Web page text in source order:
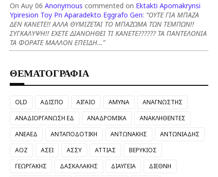
On Αυγ 06 Anonymous commented on Ektakti Apomakrynsi
Ypiresion Toy Pn Aparadekto Eggrafo Gen: “ΟΥΤΕ ΓΙΑ ΜΠΑΖΑ
ΔΕΝ ΚΑΝΕΤΕ!! ΑΛΛΑ ΘΥΜΙΖΕΤΑΙ ΤΟ ΜΠΑΖΩΜΑ ΤΩΝ ΤΕΜΠΩΝ!!
ΣΥΓΚΑΛΥΨΗ!! ΕΧΕΤΕ ΔΙΑΝΟΗΘΕΙ ΤΙ ΚΑΝΕΤΕ?????? ΤΑ ΠΑΝΤΕΛΟΝΙΑ
ΤΑ ΦΟΡΑΤΕ ΜΑΛΛΟΝ ΕΠΕΙΔΗ…”
ΘΕΜΑΤΟΓΡΑΦΙΑ
OLD ΑΔΙΣΠΟ ΑΙΓΑΙΟ ΑΜΥΝΑ
ΑΝΑΓΝΩΣΤΗΣ
ΑΝΑΔΙΟΡΓΑΝΩΣΗ ΕΔ
ΑΝΑΔΡΟΜΙΚΑ
ΑΝΑΚΛΗΘΕΝΤΕΣ
ΑΝΕΑΕΔ
ΑΝΤΑΠΟΔΟΤΙΚΗ ΑΝΤΩΝΑΚΗΣ
ΑΝΤΩΝΙΑΔΗΣ
ΑΟΖ
ΑΣΕΙ ΑΣΣΥ ΑΤΤΙΑΣ
ΒΕΡΥΚΙΟΣ
ΓΕΩΡΓΑΚΗΣ
ΔΑΣΚΑΛΑΚΗΣ ΔΙΑΥΓΕΙΑ
ΔΙΕΘΝΗ